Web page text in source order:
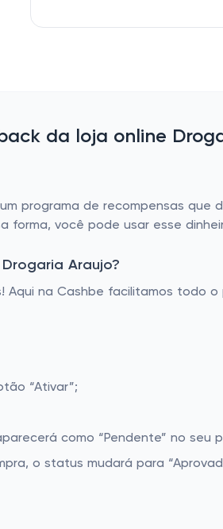
da loja online
programa de recompensas
forma, você pode usar esse
Araujo?
Aqui na Cashbe facilitamos todo
“Ativar”;
como “Pendente” no seu
o status mudará para